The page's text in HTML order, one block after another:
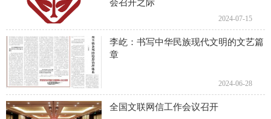
会召开之际
2024-07-15
李屹：书写中华民族现代文明的文艺篇
章
2024-06-28
全国文联网信工作会议召开